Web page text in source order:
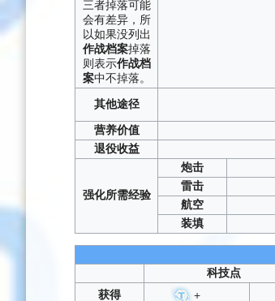
三者掉落可能
会有差异，所
以如果没列出
作战档案掉落
则表示作战档
案中不掉落。
其他途径
营养价值
退役收益
强化所需经验
炮击
雷击
航空
装填
科技点
获得
+